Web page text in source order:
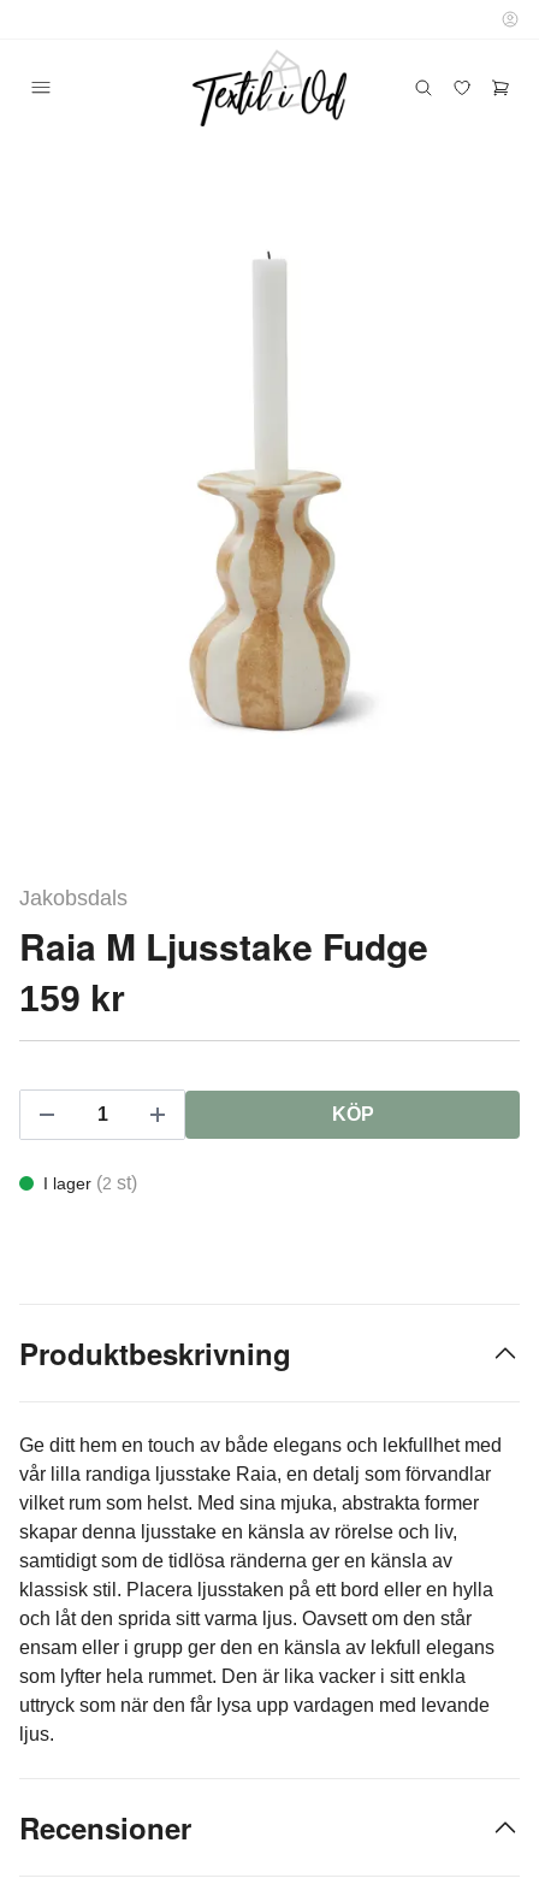
Jakobsdals
Raia M Ljusstake Fudge
159 kr
KÖP
I lager (2 st)
Produktbeskrivning
Ge ditt hem en touch av både elegans och lekfullhet med
vår lilla randiga ljusstake Raia, en detalj som förvandlar
vilket rum som helst. Med sina mjuka, abstrakta former
skapar denna ljusstake en känsla av rörelse och liv,
samtidigt som de tidlösa ränderna ger en känsla av
klassisk stil. Placera ljusstaken på ett bord eller en hylla
och låt den sprida sitt varma ljus. Oavsett om den står
ensam eller i grupp ger den en känsla av lekfull elegans
som lyfter hela rummet. Den är lika vacker i sitt enkla
uttryck som när den får lysa upp vardagen med levande
ljus.
Recensioner